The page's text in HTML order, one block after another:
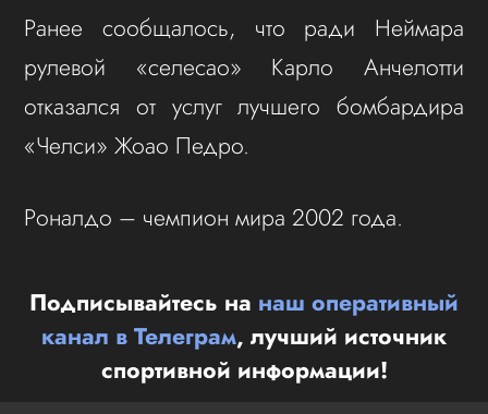
Ранее сообщалось, что ради Неймара
рулевой «селесао» Карло Анчелотти
отказался от услуг лучшего бомбардира
«Челси» Жоао Педро.
Роналдо – чемпион мира 2002 года.
Подписывайтесь на наш оперативный
канал в Телеграм, лучший источник
спортивной информации!